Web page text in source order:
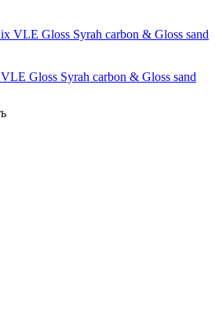
Gloss Syrah carbon & Gloss sand